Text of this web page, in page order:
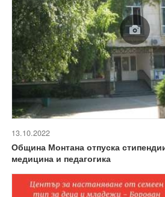
13.10.2022
Община Монтана отпуска
медицина и педагогика